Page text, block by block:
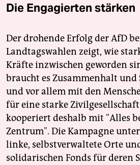
Die Engagierten stärken
Der drohende Erfolg der AfD
Landtagswahlen zeigt, wie
Kräfte inzwischen geworden
braucht es Zusammenhalt
und vor allem mit den
für eine starke
kooperiert deshalb mit "Alles
Zentrum". Die Kampagne
linke, selbstverwaltete Orte
solidarischen Fonds für deren